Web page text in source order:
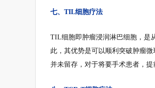
七、TIL细胞疗法
TIL细胞即肿瘤浸润淋巴细胞，是
此，其优势是可以顺利突破肿瘤
并未留存，对于将要手术患者，提